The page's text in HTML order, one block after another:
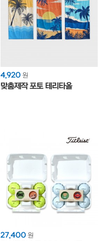
4,920 원
맞춤제작 포토 테리타올
27,400 원